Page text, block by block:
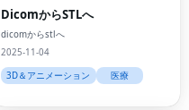
DicomからSTLへ
dicomからstlへ
2025-11-04
3D＆アニメーション
医療